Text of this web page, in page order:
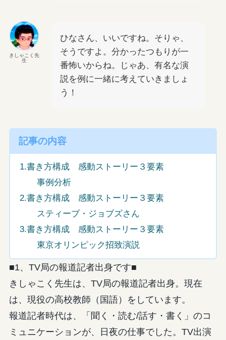
きしゃこく先
生
ひなさん、いいですね。そりゃ、
そうですよ。分かったつもりが一
番怖いからね。じゃあ、有名な演
説を例に一緒に考えていきましょ
う！
記事の内容
1.書き方構成 感動ストーリー３要素
事例分析
2.書き方構成 感動ストーリー３要素
スティーブ・ジョブズさん
3.書き方構成 感動ストーリー３要素
東京オリンピック招致演説
■1、TV局の報道記者出身です■
きしゃこく先生は、TV局の報道記者出身。現在
は、現役の高校教師（国語）をしています。
報道記者時代は、「聞く・読む/話す・書く」のコ
ミュニケーションが、日夜の仕事でした。TV出演